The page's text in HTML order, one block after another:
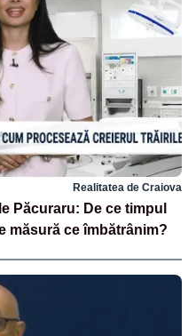
Realitatea de Craiova
Păcuraru: De ce timpul
măsură ce îmbătrânim?